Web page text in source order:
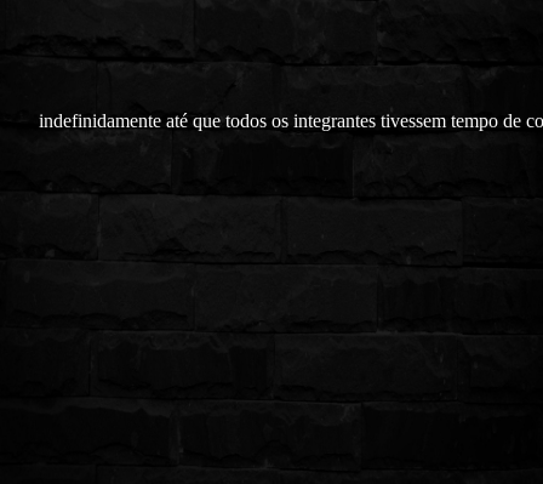
indefinidamente até que todos os integrantes tivessem tempo de